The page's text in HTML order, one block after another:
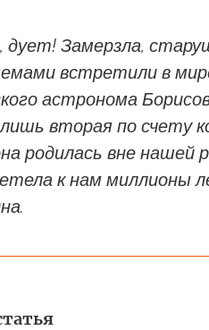
дует! Замерзла,
встретили в
астронома
вторая по счету
родилась вне нашей
к нам миллионы